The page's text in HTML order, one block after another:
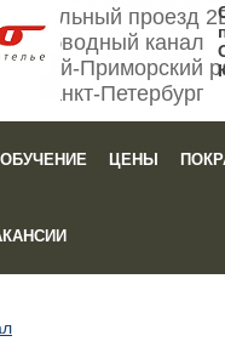
Мебельный проезд
Обводный канал
Приморский
Санкт-Петербург
ОБУЧЕНИЕ ЦЕНЫ